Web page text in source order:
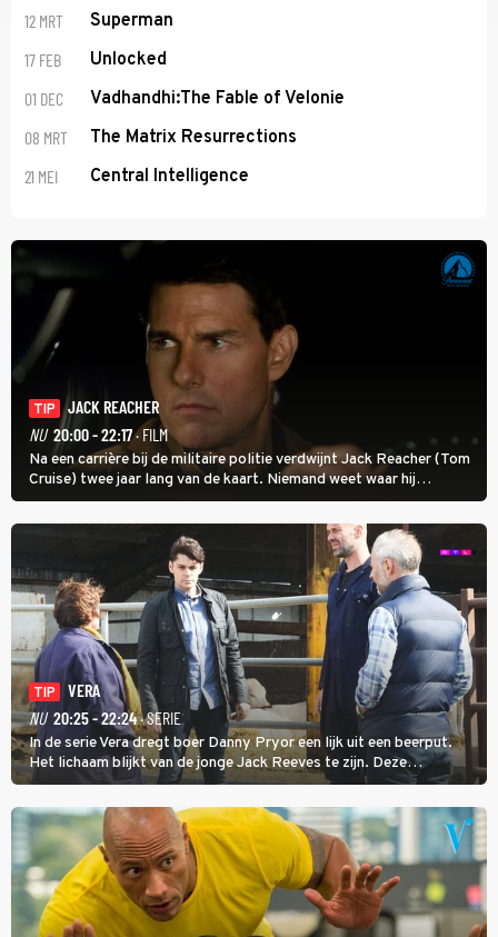
12 MRT Superman
17 FEB Unlocked
01 DEC Vadhandhi:The Fable of Velonie
08 MRT The Matrix Resurrections
21 MEI Central Intelligence
TIP
JACK REACHER
NU 20:00 - 22:17· FILM
Na een carrière bij de militaire politie verdwijnt Jack Reacher (Tom
Cruise) twee jaar lang van de kaart. Niemand weet waar hij
uithangt, totdat moordverdachte James Barr naar hem vraagt.
TIP
VERA
NU 20:25 - 22:24· SERIE
In de serie Vera dregt boer Danny Pryor een lijk uit een beerput.
Het lichaam blijkt van de jonge Jack Reeves te zijn. Deze
homoseksuele woonwagenbewoner had gebroken met zijn familie
en verliet het kamp met slaande ruzie.